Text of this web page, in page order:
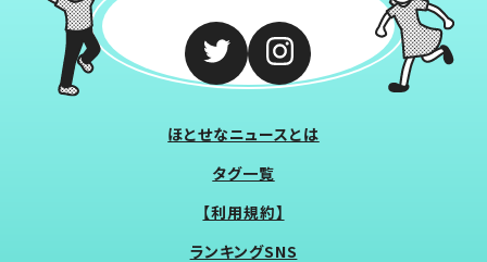
ほとせなニュースとは
タグ一覧
【利用規約】
ランキングSNS